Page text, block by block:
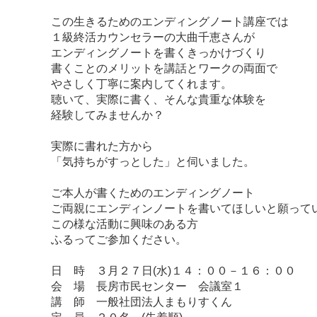
この生きるためのエンディングノート講座では
１級終活カウンセラーの大曲千恵さんが
エンディングノートを書くきっかけづくり
書くことのメリットを講話とワークの両面で
やさしく丁寧に案内してくれます。
聴いて、実際に書く、そんな貴重な体験を
経験してみませんか？
実際に書れた方から
「気持ちがすっとした」と伺いました。
ご本人が書くためのエンディングノート
ご両親にエンディンノートを書いてほしいと願って
この様な活動に興味のある方
ふるってご参加ください。
日 時 ３月２７日(水)１４：００－１６：００
会 場 長房市民センター 会議室１
講 師 一般社団法人まもりすくん